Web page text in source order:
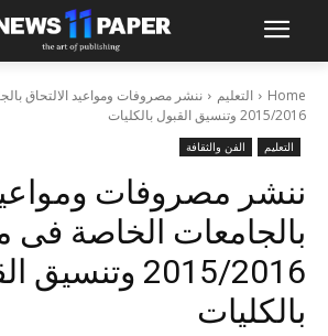
Home التعليم
ننشر مصروفات ومواعيد الالتحاق
2015/2016 وتنسيق القبول بالكليات
التعليم الفن والثقافة
ننشر مصروفات
بالجامعات الخاصة فى
2015/2016
بالكليات